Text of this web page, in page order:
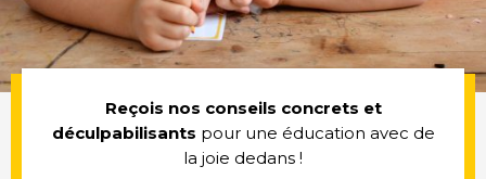
Reçois nos conseils concrets et
déculpabilisants pour une éducation avec de
la joie dedans !